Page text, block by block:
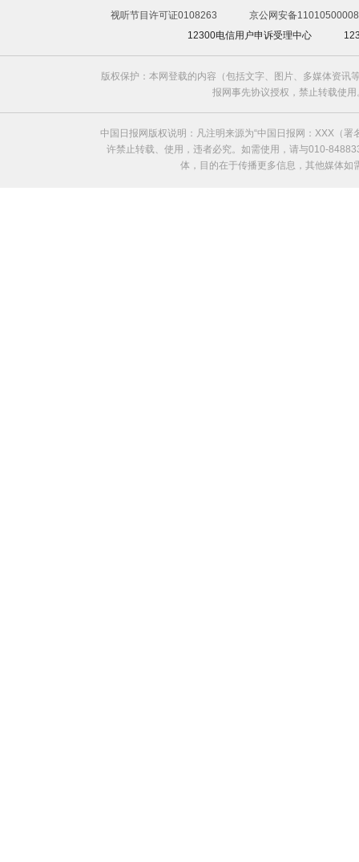
视听节目许可证0108263
京公网安备
12300电信用户申诉受理中心
版权保护：本网登载的内容（包括文字、图片、多媒体资
报网事先协议授权，禁止转载使
中国日报网版权说明：凡注明来源为“中国日报网：XXX（
许禁止转载、使用，违者必究。如需使用，请与010-
体，目的在于传播更多信息，其他媒体